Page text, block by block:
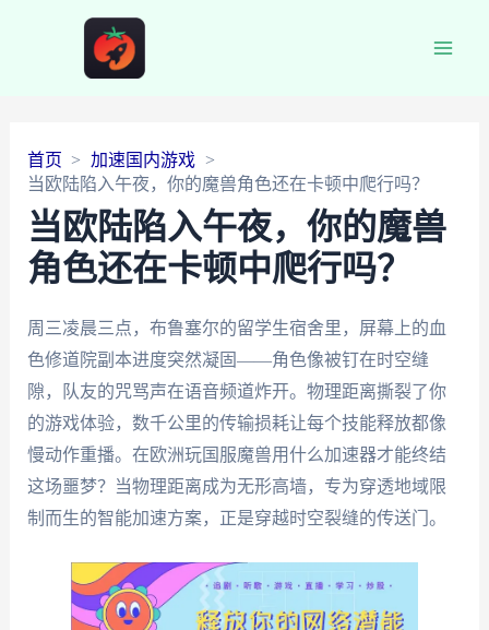
首页
加速国内游戏
当欧陆陷入午夜，你的魔兽角色还在卡顿中爬行吗？
当欧陆陷入午夜，你的魔兽
角色还在卡顿中爬行吗？
周三凌晨三点，布鲁塞尔的留学生宿舍里，屏幕上的血
色修道院副本进度突然凝固——角色像被钉在时空缝
隙，队友的咒骂声在语音频道炸开。物理距离撕裂了你
的游戏体验，数千公里的传输损耗让每个技能释放都像
慢动作重播。在欧洲玩国服魔兽用什么加速器才能终结
这场噩梦？当物理距离成为无形高墙，专为穿透地域限
制而生的智能加速方案，正是穿越时空裂缝的传送门。